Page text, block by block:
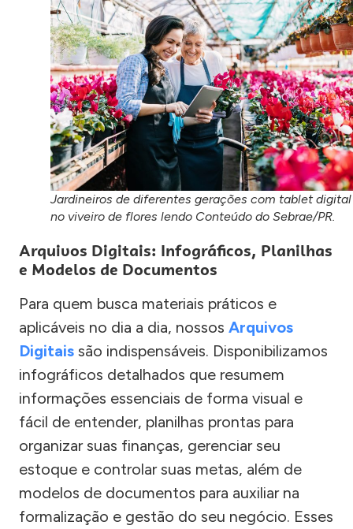
Jardineiros de diferentes gerações com tablet digital
no viveiro de flores lendo Conteúdo do Sebrae/PR.
Arquivos Digitais: Infográficos, Planilhas
e Modelos de Documentos
Para quem busca materiais práticos e
aplicáveis no dia a dia, nossos Arquivos
Digitais são indispensáveis. Disponibilizamos
infográficos detalhados que resumem
informações essenciais de forma visual e
fácil de entender, planilhas prontas para
organizar suas finanças, gerenciar seu
estoque e controlar suas metas, além de
modelos de documentos para auxiliar na
formalização e gestão do seu negócio. Esses